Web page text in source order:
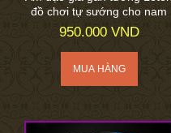
đồ chơi tự sướng cho nam
950.000 VND